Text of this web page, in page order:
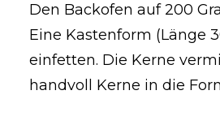
Den Backofen auf 200
Eine Kastenform (Länge
einfetten. Die Kerne
handvoll Kerne in die